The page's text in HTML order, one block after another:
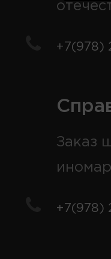
+7(978)
Заказ
+7(978)